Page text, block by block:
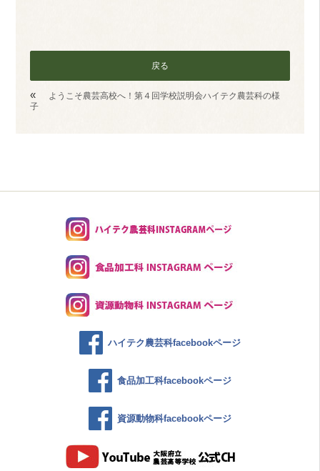
戻る
«
ようこそ農芸高校へ！第４回学校説明会ハイテク農芸科の様
子
ハイテク農芸科facebookページ
食品加工科facebookページ
資源動物科facebookページ